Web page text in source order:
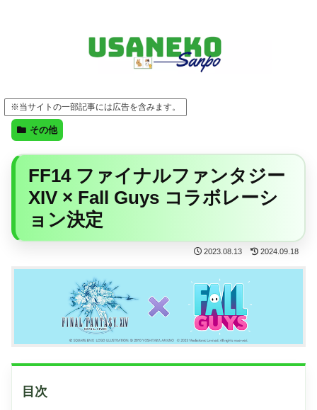
※当サイトの一部記事には広告を含みます。
その他
FF14 ファイナルファンタジー
XIV × Fall Guys コラボレーシ
ョン決定
2023.08.13 2024.09.18
目次